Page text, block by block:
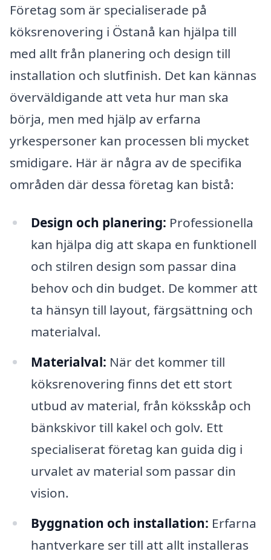
Företag som är specialiserade på
köksrenovering i Östanå kan hjälpa till
med allt från planering och design till
installation och slutfinish. Det kan kännas
överväldigande att veta hur man ska
börja, men med hjälp av erfarna
yrkespersoner kan processen bli mycket
smidigare. Här är några av de specifika
områden där dessa företag kan bistå:
Design och planering: Professionella
kan hjälpa dig att skapa en funktionell
och stilren design som passar dina
behov och din budget. De kommer att
ta hänsyn till layout, färgsättning och
materialval.
Materialval: När det kommer till
köksrenovering finns det ett stort
utbud av material, från köksskåp och
bänkskivor till kakel och golv. Ett
specialiserat företag kan guida dig i
urvalet av material som passar din
vision.
Byggnation och installation: Erfarna
hantverkare ser till att allt installeras